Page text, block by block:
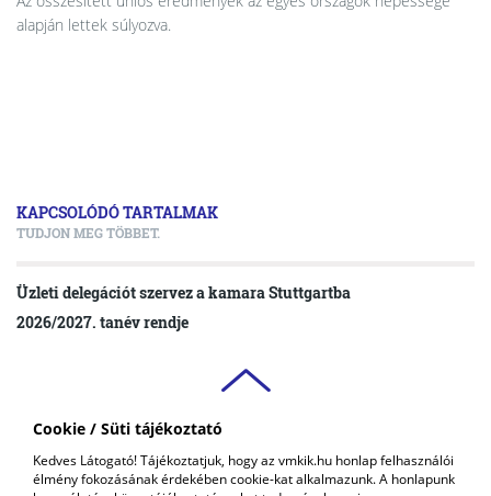
Cookie / Süti tájékoztató
Kedves Látogató! Tájékoztatjuk, hogy az vmkik.hu honlap felhasználói
élmény fokozásának érdekében cookie-kat alkalmazunk. A honlapunk
alapján lettek súlyozva.
KAPCSOLÓDÓ TARTALMAK
TUDJON MEG TÖBBET.
Üzleti delegációt szervez a kamara Stuttgartba
2026/2027. tanév rendje
VAS VÁRMEGYEI
KERESKEDELMI ÉS IPARKAMARA
COPYRIGHT © 2018 - 2026 VMKIK. | ALL RIGHTS RESERVED! DESIGNED &